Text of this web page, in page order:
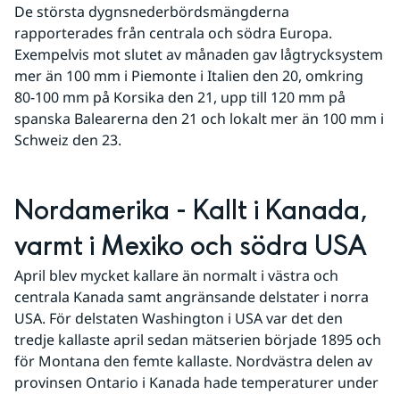
De största dygnsnederbördsmängderna
rapporterades från centrala och södra Europa.
Exempelvis mot slutet av månaden gav lågtrycksystem
mer än 100 mm i Piemonte i Italien den 20, omkring
80-100 mm på Korsika den 21, upp till 120 mm på
spanska Balearerna den 21 och lokalt mer än 100 mm i
Schweiz den 23.
Nordamerika - Kallt i Kanada,
varmt i Mexiko och södra USA
April blev mycket kallare än normalt i västra och
centrala Kanada samt angränsande delstater i norra
USA. För delstaten Washington i USA var det den
tredje kallaste april sedan mätserien började 1895 och
för Montana den femte kallaste. Nordvästra delen av
provinsen Ontario i Kanada hade temperaturer under